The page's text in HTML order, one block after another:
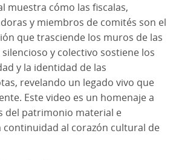
muestra cómo las fiscalas,
y miembros de comités son el
que trasciende los muros de las
y colectivo sostiene los
y la identidad de las
revelando un legado vivo que
Este video es un homenaje a
del patrimonio material e
al corazón cultural de